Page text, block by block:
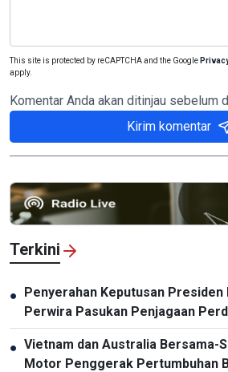
This site is protected by reCAPTCHA and the Google
apply.
Komentar Anda akan ditinjau sebelum
Kirim komentar
Terkini
● Penyerahan Keputusan Presiden
Perwira Pasukan Penjagaan
● Vietnam dan Australia Bersama-
Motor Penggerak Pertumbuhan